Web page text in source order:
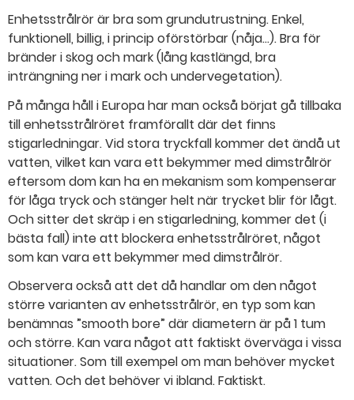
Enhetsstrålrör är bra som grundutrustning. Enkel,
funktionell, billig, i princip oförstörbar (nåja…). Bra för
bränder i skog och mark (lång kastlängd, bra
inträngning ner i mark och undervegetation).
På många håll i Europa har man också börjat gå tillbaka
till enhetsstrålröret framförallt där det finns
stigarledningar. Vid stora tryckfall kommer det ändå ut
vatten, vilket kan vara ett bekymmer med dimstrålrör
eftersom dom kan ha en mekanism som kompenserar
för låga tryck och stänger helt när trycket blir för lågt.
Och sitter det skräp i en stigarledning, kommer det (i
bästa fall) inte att blockera enhetsstrålröret, något
som kan vara ett bekymmer med dimstrålrör.
Observera också att det då handlar om den något
större varianten av enhetsstrålrör, en typ som kan
benämnas ”smooth bore” där diametern är på 1 tum
och större. Kan vara något att faktiskt överväga i vissa
situationer. Som till exempel om man behöver mycket
vatten. Och det behöver vi ibland. Faktiskt.